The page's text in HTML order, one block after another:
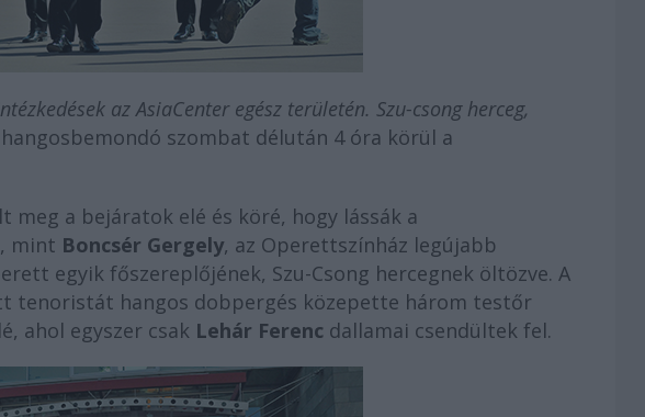
az AsiaCenter egész területén. Szu-csong herceg,
szombat délután 4 óra körül a
a bejáratok elé és köré, hogy lássák a
mint Boncsér Gergely, az Operettszínház legújabb
egyik főszereplőjének, Szu-Csong hercegnek öltözve. A
tenoristát hangos dobpergés közepette három testőr
ahol egyszer csak Lehár Ferenc dallamai csendültek fel.